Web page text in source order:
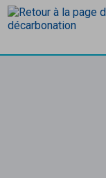
Accèder